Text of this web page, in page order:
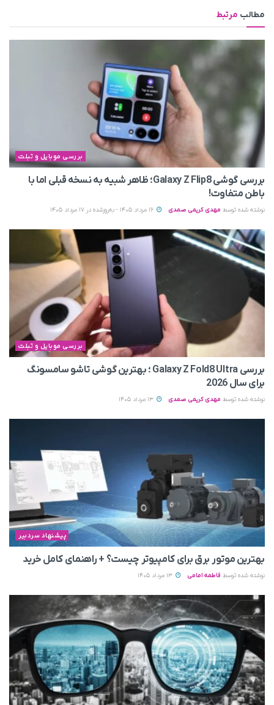
مطالب مرتبط
بررسی موبایل و تبلت
بررسی گوشی Galaxy Z Flip8؛ ظاهر شبیه به نسخه قبلی اما با
باطن متفاوت!
نوشته شده توسط مهدی کریمی صمدی
بررسی موبایل و تبلت
بررسی Galaxy Z Fold8 Ultra ؛ بهترین گوشی تاشو سامسونگ
برای سال 2026
نوشته شده توسط مهدی کریمی صمدی
پیشنهاد سردبیر
بهترین موتور برق برای کامپیوتر چیست؟ + راهنمای کامل خرید
نوشته شده توسط فاطمه امامی